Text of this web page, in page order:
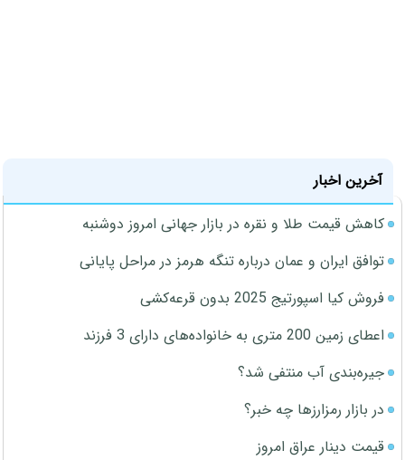
آخرین اخبار
کاهش قیمت طلا و نقره در بازار جهانی امروز دوشنبه
توافق ایران و عمان درباره تنگه هرمز در مراحل پایانی
فروش کیا اسپورتیج 2025 بدون قرعه‌کشی
اعطای زمین 200 متری به خانواده‌های دارای 3 فرزند
جیره‌بندی آب منتفی شد؟
در بازار رمزارزها چه خبر؟
قیمت دینار عراق امروز